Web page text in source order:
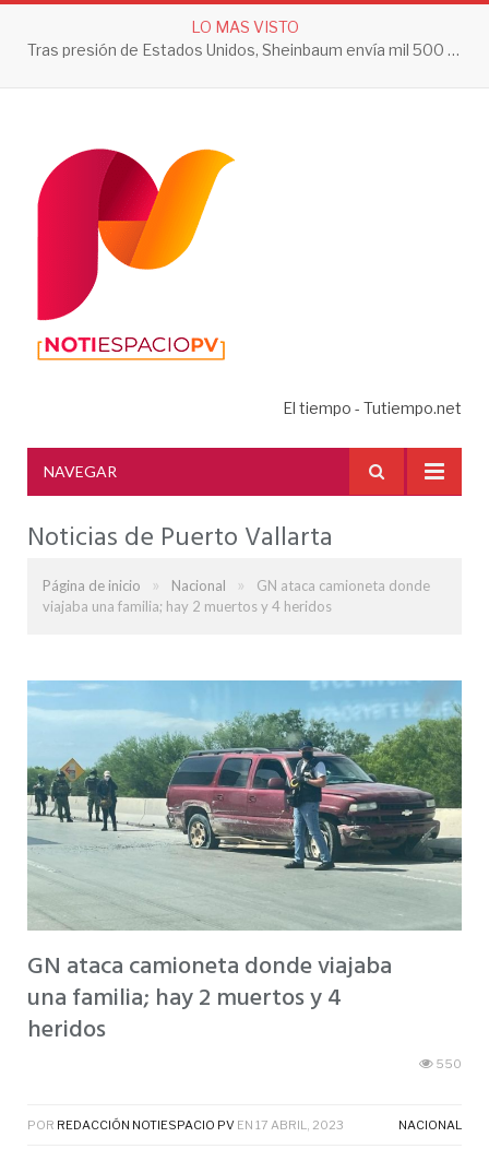
LO MAS VISTO
Tras presión de Estados Unidos, Sheinbaum envía mil 500 soldados a Michoacán
El tiempo - Tutiempo.net
NAVEGAR
Noticias de Puerto Vallarta
Página de inicio » Nacional »
GN ataca camioneta donde
viajaba una familia; hay 2 muertos y 4 heridos
GN ataca camioneta donde viajaba
una familia; hay 2 muertos y 4
heridos
550
POR REDACCIÓN NOTIESPACIO PV EN 17 ABRIL, 2023 NACIONAL